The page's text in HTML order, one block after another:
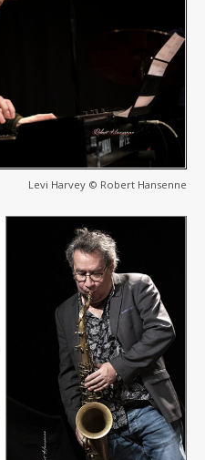
Levi Harvey © Robert Hansenne